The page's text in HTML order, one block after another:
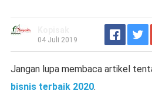
04 Juli 2019
Jangan lupa membaca artikel
bisnis terbaik 2020.